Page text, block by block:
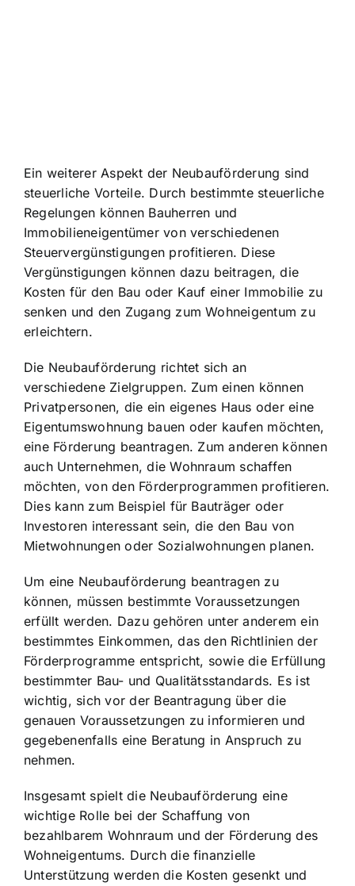
Ein weiterer Aspekt der Neubauförderung sind
steuerliche Vorteile. Durch bestimmte steuerliche
Regelungen können Bauherren und
Immobilieneigentümer von verschiedenen
Steuervergünstigungen profitieren. Diese
Vergünstigungen können dazu beitragen, die
Kosten für den Bau oder Kauf einer Immobilie zu
senken und den Zugang zum Wohneigentum zu
erleichtern.
Die Neubauförderung richtet sich an
verschiedene Zielgruppen. Zum einen können
Privatpersonen, die ein eigenes Haus oder eine
Eigentumswohnung bauen oder kaufen möchten,
eine Förderung beantragen. Zum anderen können
auch Unternehmen, die Wohnraum schaffen
möchten, von den Förderprogrammen profitieren.
Dies kann zum Beispiel für Bauträger oder
Investoren interessant sein, die den Bau von
Mietwohnungen oder Sozialwohnungen planen.
Um eine Neubauförderung beantragen zu
können, müssen bestimmte Voraussetzungen
erfüllt werden. Dazu gehören unter anderem ein
bestimmtes Einkommen, das den Richtlinien der
Förderprogramme entspricht, sowie die Erfüllung
bestimmter Bau- und Qualitätsstandards. Es ist
wichtig, sich vor der Beantragung über die
genauen Voraussetzungen zu informieren und
gegebenenfalls eine Beratung in Anspruch zu
nehmen.
Insgesamt spielt die Neubauförderung eine
wichtige Rolle bei der Schaffung von
bezahlbarem Wohnraum und der Förderung des
Wohneigentums. Durch die finanzielle
Unterstützung werden die Kosten gesenkt und